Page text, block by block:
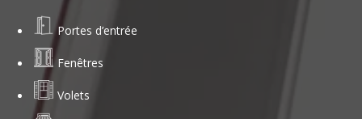
Portes d’entrée
Fenêtres
Volets